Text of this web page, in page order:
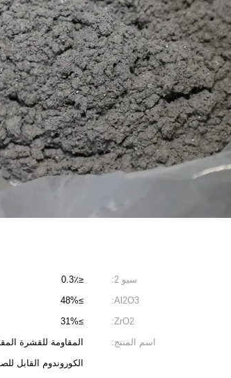
سيو 2:
≤0.3٪
Al2O3:
≥48%
ZrO2:
≥31%
اسم المنتج:
المقاومة للقشرة
الكوروندوم القابل